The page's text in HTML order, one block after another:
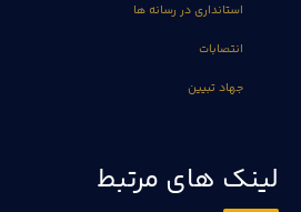
استانداری در رسانه ها
انتصابات
جهاد تبیین
لینک های مرتبط